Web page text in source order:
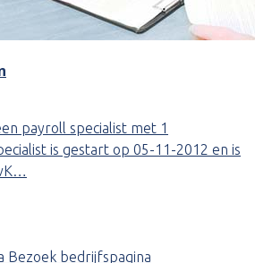
payroll specialist met 1
is gestart op 05-11-2012 en is
Bezoek bedrijfspagina